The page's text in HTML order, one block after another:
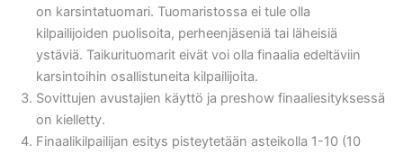
on karsintatuomari. Tuomaristossa ei tule olla
kilpailijoiden puolisoita, perheenjäseniä tai läheisiä
ystäviä. Taikurituomarit eivät voi olla finaalia edeltäviin
karsintoihin osallistuneita kilpailijoita.
Sovittujen avustajien käyttö ja preshow finaaliesityksessä
on kielletty.
Finaalikilpailijan esitys pisteytetään asteikolla 1-10 (10